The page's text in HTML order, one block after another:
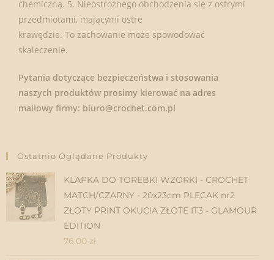
Ostatnio Oglądane Produkty
KLAPKA DO TOREBKI WZORKI - CROCHET
MATCH/CZARNY - 20x23cm PLECAK nr2
ZŁOTY PRINT OKUCIA ZŁOTE IT3 - GLAMOUR
EDITION
76.00 zł
chemiczną. 5. Nieostrożnego obchodzenia się z ostrymi
przedmiotami, mającymi ostre
krawędzie. To zachowanie może spowodować
skaleczenie.
Pytania dotyczące bezpieczeństwa i stosowania
naszych produktów prosimy kierować na adres
mailowy firmy: biuro@crochet.com.pl